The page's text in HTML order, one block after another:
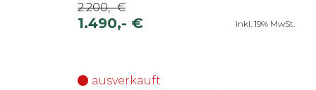
1.490,- €
2.200,- €
inkl. 19% MwSt.
ausverkauft